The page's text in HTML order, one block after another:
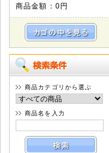
商品金額： 0円
商品カテゴリから選ぶ
商品名を入力